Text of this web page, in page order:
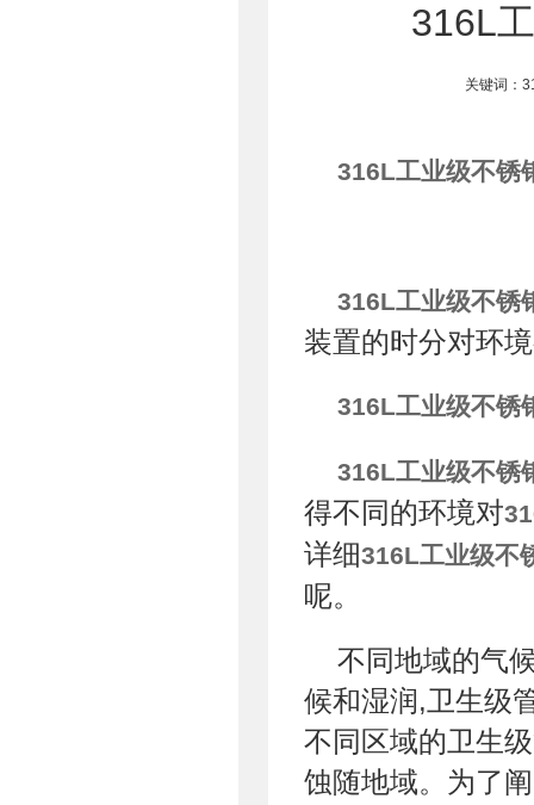
316L
关键词：
316L工业级不锈
316L工业级不锈
装置的时分对环
316L工业级不锈
316L工业级不锈
得不同的环境对
详细316L工业级不
呢。
不同地域的气
候和湿润,卫生级
不同区域的卫生
蚀随地域。为了